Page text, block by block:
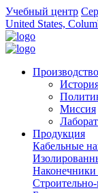
Учебный центр
United States,
Производство
Миссия
Продукция
Кабельные